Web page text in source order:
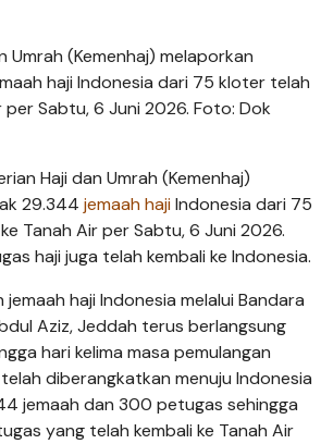
Umrah (Kemenhaj) melaporkan
haji Indonesia dari 75 kloter telah
per Sabtu, 6 Juni 2026. Foto: Dok
Haji dan Umrah (Kemenhaj)
29.344 jemaah hajiIndonesia dari 75
Tanah Air per Sabtu, 6 Juni 2026.
haji juga telah kembali ke Indonesia.
jemaah haji Indonesia melalui Bandara
Aziz, Jeddah terus berlangsung
hari kelima masa pemulangan
diberangkatkan menuju Indonesia
jemaah dan 300 petugas sehingga
yang telah kembali ke Tanah Air